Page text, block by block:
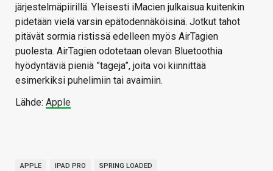
järjestelmäpiirillä. Yleisesti iMacien julkaisua kuitenkin
pidetään vielä varsin epätodennäköisinä. Jotkut tahot
pitävät sormia ristissä edelleen myös AirTagien
puolesta. AirTagien odotetaan olevan Bluetoothia
hyödyntäviä pieniä ”tageja”, joita voi kiinnittää
esimerkiksi puhelimiin tai avaimiin.
Lähde: Apple
APPLE IPAD PRO SPRING LOADED